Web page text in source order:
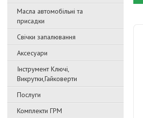
Масла автомобільні та
присадки
Свічки запалювання
Аксесуари
Інструмент Ключі,
Викрутки,Гайковерти
Послуги
Комплекти ГРМ